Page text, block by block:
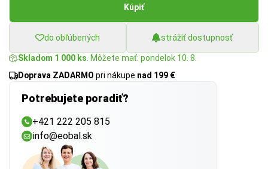
Kúpiť
do obľúbených strážiť dostupnosť
Skladom 1 000 ks . Môžete mať: pondelok 10. 8.
Doprava ZADARMO pri nákupe nad 199 €
Potrebujete poradiť?
+421 222 205 815
info@eobal.sk